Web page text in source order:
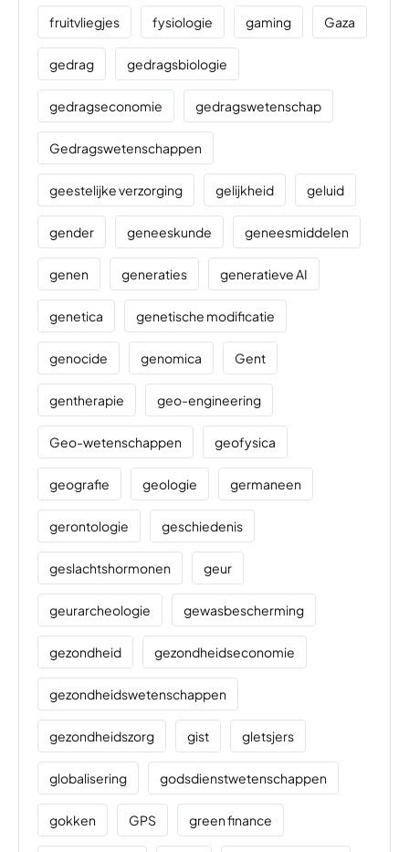
fruitvliegjes fysiologie gaming Gaza
gedrag gedragsbiologie
gedragseconomie gedragswetenschap
Gedragswetenschappen
geestelijke verzorging gelijkheid geluid
gender geneeskunde geneesmiddelen
genen generaties generatieve AI
genetica genetische modificatie
genocide genomica Gent
gentherapie geo-engineering
Geo-wetenschappen geofysica
geografie geologie germaneen
gerontologie geschiedenis
geslachtshormonen geur
geurarcheologie gewasbescherming
gezondheid gezondheidseconomie
gezondheidswetenschappen
gezondheidszorg gist gletsjers
globalisering godsdienstwetenschappen
gokken GPS green finance